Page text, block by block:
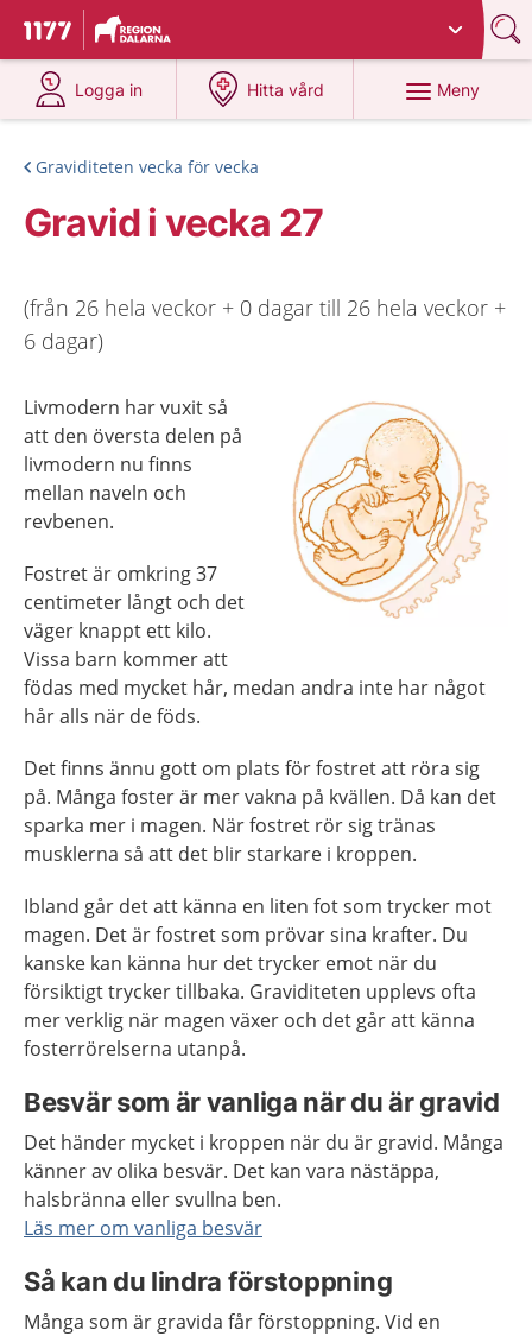
Till startsidan för 1177
Du har valt region
Logga in
på 1177.se
Hitta vård
på 1177.se
Meny
Graviditeten vecka för vecka
Gravid i vecka 27
(från 26 hela veckor + 0 dagar till 26 hela veckor +
6 dagar)
Livmodern har vuxit så
att den översta delen på
livmodern nu finns
mellan naveln och
revbenen.
Fostret är omkring 37
centimeter långt och det
väger knappt ett kilo.
Vissa barn kommer att
födas med mycket hår, medan andra inte har något
hår alls när de föds.
Det finns ännu gott om plats för fostret att röra sig
på. Många foster är mer vakna på kvällen. Då kan det
sparka mer i magen. När fostret rör sig tränas
musklerna så att det blir starkare i kroppen.
Ibland går det att känna en liten fot som trycker mot
magen. Det är fostret som prövar sina krafter. Du
kanske kan känna hur det trycker emot när du
försiktigt trycker tillbaka. Graviditeten upplevs ofta
mer verklig när magen växer och det går att känna
fosterrörelserna utanpå.
Besvär som är vanliga när du är gravid
Det händer mycket i kroppen när du är gravid. Många
känner av olika besvär. Det kan vara nästäppa,
halsbränna eller svullna ben.
Läs mer om vanliga besvär
Så kan du lindra förstoppning
Många som är gravida får förstoppning. Vid en